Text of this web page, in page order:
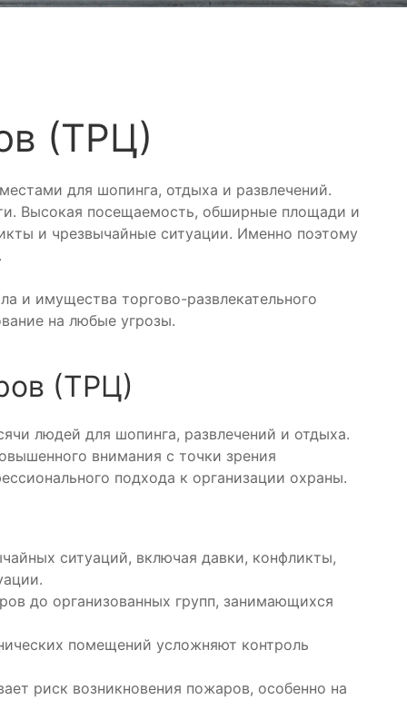
(ТРЦ)
для шопинга, отдыха и развлечений.
Высокая посещаемость, обширные площади и
и чрезвычайные ситуации. Именно поэтому
и имущества торгово-развлекательного
на любые угрозы.
(ТРЦ)
людей для шопинга, развлечений и отдыха.
внимания с точки зрения
подхода к организации охраны.
ситуаций, включая давки, конфликты,
до организованных групп, занимающихся
помещений усложняют контроль
риск возникновения пожаров, особенно на